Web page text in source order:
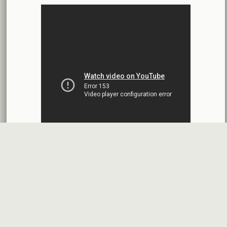
البيانات المالية النهائية عن العام 2025